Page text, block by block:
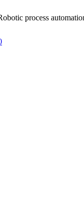
process